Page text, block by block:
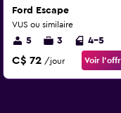
Ford Escape
VUS ou similaire
5 3 4-5
C$ 72 /jour Voir